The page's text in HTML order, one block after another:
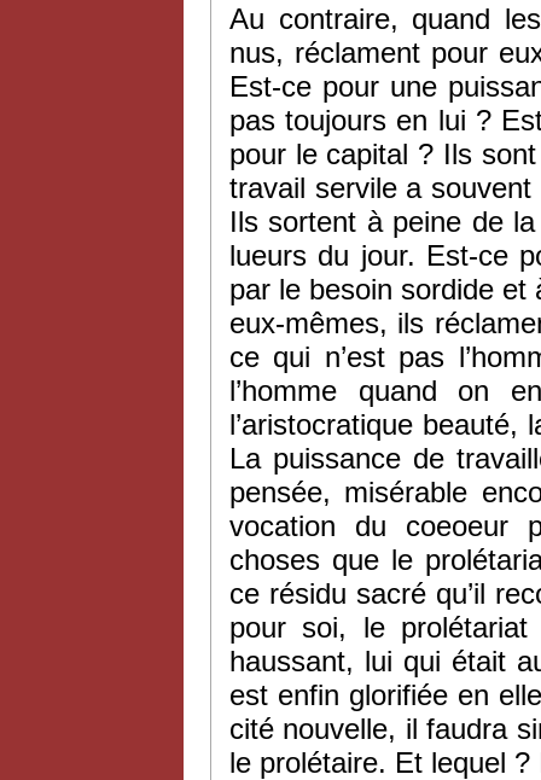
Au contraire, quand
nus, réclament pour
Est-ce pour une
pas toujours en lui ?
pour le capital ? Ils
travail servile a
Ils sortent à peine de
lueurs du jour. Est-ce
par le besoin sordide et
eux-mêmes, ils
ce qui n’est pas
l’homme quand on
l’aristocratique beauté,
La puissance de
pensée, misérable
vocation du coeoeur
choses que le
ce résidu sacré qu’il
pour soi, le
haussant, lui qui était
est enfin glorifiée en
cité nouvelle, il faudra
le prolétaire. Et lequel ?